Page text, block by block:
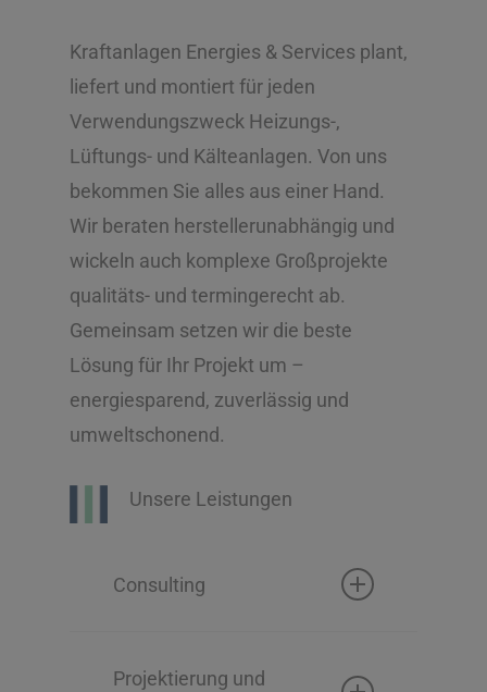
Kraftanlagen Energies & Services plant,
liefert und montiert für jeden
Verwendungszweck Heizungs-,
Lüftungs- und Kälteanlagen. Von uns
bekommen Sie alles aus einer Hand.
Wir beraten herstellerunabhängig und
wickeln auch komplexe Großprojekte
qualitäts- und termingerecht ab.
Gemeinsam setzen wir die beste
Lösung für Ihr Projekt um –
energiesparend, zuverlässig und
umweltschonend.
Unsere Leistungen
Consulting
und Begutachtung
Projektierung und